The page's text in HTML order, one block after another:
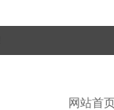
网站首